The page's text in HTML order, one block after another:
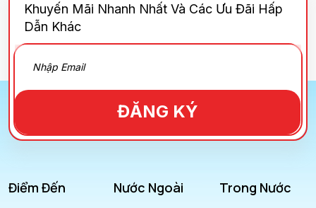
Khuyến Mãi Nhanh Nhất Và Các Ưu Đãi Hấp
Dẫn Khác
ĐĂNG KÝ
Điểm Đến Nước Ngoài Trong Nước